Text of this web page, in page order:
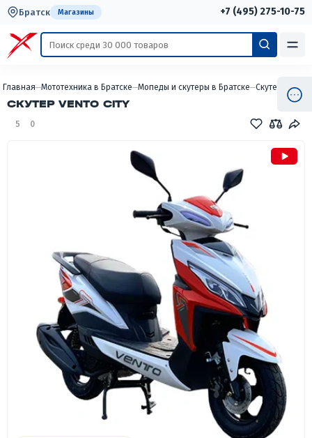
Братск Магазины +7 (495) 275-10-75
Главная Мототехника в Братске Мопеды и скутеры в Братске Скутеры в
СКУТЕР VENTO CITY
5 0